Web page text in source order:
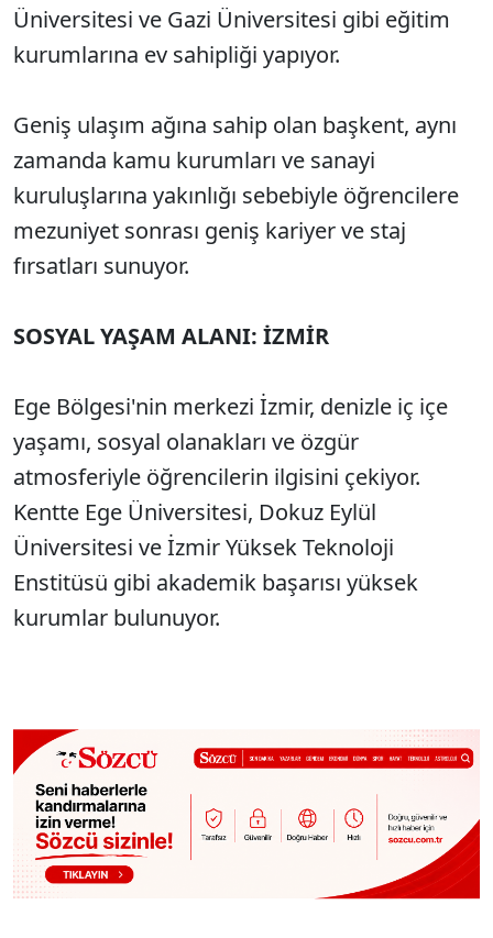
Üniversitesi ve Gazi Üniversitesi gibi eğitim
kurumlarına ev sahipliği yapıyor.
Geniş ulaşım ağına sahip olan başkent, aynı
zamanda kamu kurumları ve sanayi
kuruluşlarına yakınlığı sebebiyle öğrencilere
mezuniyet sonrası geniş kariyer ve staj
fırsatları sunuyor.
SOSYAL YAŞAM ALANI: İZMİR
Ege Bölgesi'nin merkezi İzmir, denizle iç içe
yaşamı, sosyal olanakları ve özgür
atmosferiyle öğrencilerin ilgisini çekiyor.
Kentte Ege Üniversitesi, Dokuz Eylül
Üniversitesi ve İzmir Yüksek Teknoloji
Enstitüsü gibi akademik başarısı yüksek
kurumlar bulunuyor.